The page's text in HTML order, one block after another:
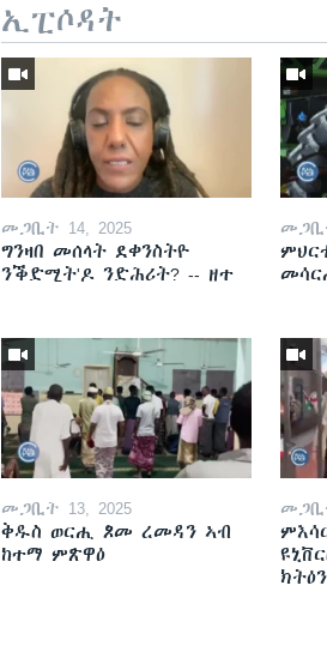
ኢፒሶዳት
መጋቢት 14, 2025
ግንዛበ መሰላት ደቀንስትዮ
ንቕድሚት'ዶ ንድሕሪት? -- ዘተ
መጋቢት 13, 2025
ቅዱስ ወርሒ ጾመ ረመዳን ኣብ
ከተማ ምጽዋዕ
ክትዕን